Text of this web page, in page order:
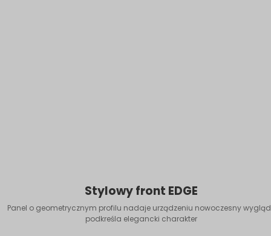
Stylowy front EDGE
Panel o geometrycznym profilu nadaje urządzeniu nowoczesny
podkreśla elegancki charakter